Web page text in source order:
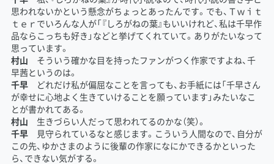
思われないかという懸念がちょっとあったんです。でも、Ｔｗｉｔ
ｔｅｒでいろんな人が「『しろがねの葉』もいいけれど、私は千早作
品ならこっちも好き」などと挙げてくれていて。ありがたいなって
思っています。
村山 そういう確かな目を持ったファンがつく作家ですよね、千
早茜というのは。
千早どれだけ私が偏屈なことを言っても、お手紙には「千早さん
が幸せに心地よく生きていけることを願っています」みたいなこ
とが書かれてある。
村山 生きづらい人だって思われてるのかな（笑）。
千早見守られているなと感じます。こういう人間なので、自分が
この先、ゆかさまのように後輩の作家になにかできるかといった
ら、できない気がする。